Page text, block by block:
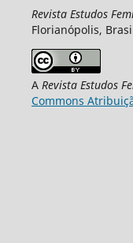
Revista Estudos
Florianópolis,
A Revista Estudos
Commons